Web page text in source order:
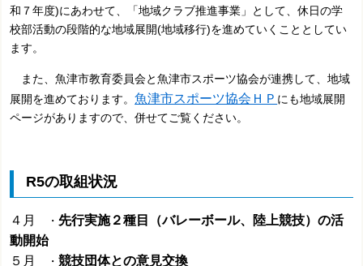
和７年度)にあわせて、「地域クラブ推進事業」として、休日の学
校部活動の段階的な地域展開(地域移行)を進めていくこととしてい
ます。
また、魚津市教育委員会と魚津市スポーツ協会が連携して、地域
展開を進めております。魚津市スポーツ協会ＨＰ にも地域展開
ページがありますので、併せてご覧ください。
R5の取組状況
４月 ・先行実施２種目（バレーボール、陸上競技）の活
動開始
５月
・競技団体との意見交換